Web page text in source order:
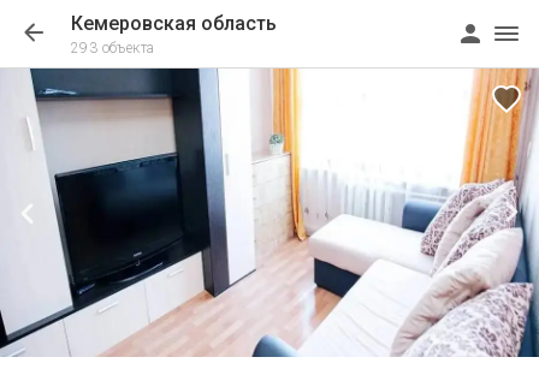
Кемеровская область
293 объекта